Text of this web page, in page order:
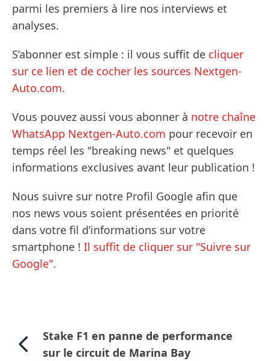
parmi les premiers à lire nos interviews et
analyses.
S’abonner est simple : il vous suffit de cliquer
sur ce lien et de cocher les sources Nextgen-
Auto.com.
Vous pouvez aussi vous abonner à notre chaîne
WhatsApp Nextgen-Auto.com pour recevoir en
temps réel les "breaking news" et quelques
informations exclusives avant leur publication !
Nous suivre sur notre Profil Google afin que
nos news vous soient présentées en priorité
dans votre fil d’informations sur votre
smartphone ! Il suffit de cliquer sur "Suivre sur
Google".
Stake F1 en panne de performance
sur le circuit de Marina Bay